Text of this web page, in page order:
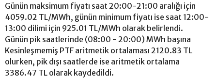
Günün maksimum fiyatı saat 20:00-21:00 aralığı için
4059.02 TL/MWh, günün minimum fiyatı ise saat 12:00-
13:00 dilimi için 925.01 TL/MWh olarak belirlendi.
Günün pik saatlerinde (08:00 - 20:00) MWh başına
Kesinleşmemiş PTF aritmetik ortalaması 2120.83 TL
olurken, pik dışı saatlerde ise aritmetik ortalama
3386.47 TL olarak kaydedildi.